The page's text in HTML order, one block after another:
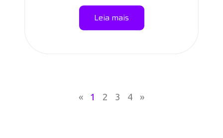
Leia mais
« 1 2 3 4 »